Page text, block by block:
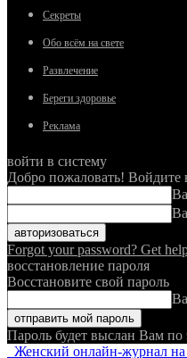
Секреты
Обо всём на свете
Развлечение
Береги здоровье
Реклама
войти в систему
Добро пожаловать! Войдите
Forgot your password? Get
восстановление пароля
Восстановите свой пароль
Пароль будет выслан Вам по
Женский онлайн-журнал